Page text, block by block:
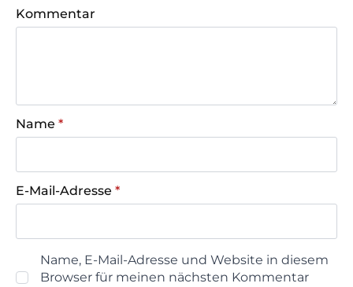
Kommentar
Name *
E-Mail-Adresse *
Name, E-Mail-Adresse und Website in diesem
Browser für meinen nächsten Kommentar